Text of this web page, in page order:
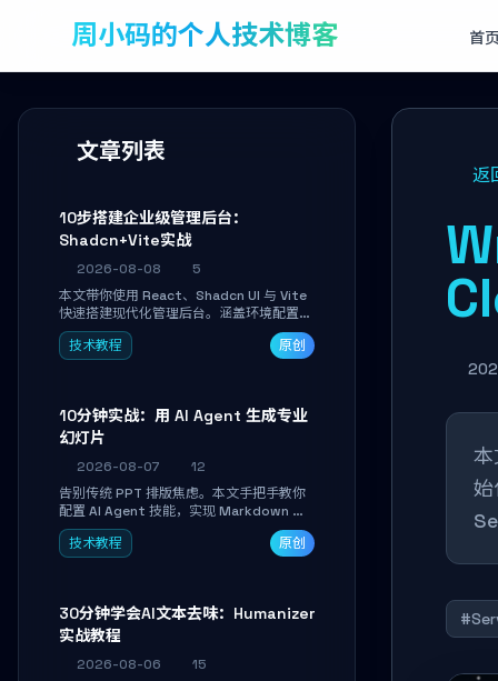
周小码的个人技术博客 首
文章列表
10步搭建企业级管理后台：
Shadcn+Vite实战
2026-08-08
5
本文带你使用 React、Shadcn UI 与 Vite
快速搭建现代化管理后台。涵盖环境配置、
核心架构解析、用户管理模块实战及常见踩
坑指南。学完即可独立完成仪表盘搭建、组
技术教程 原创
10分钟实战：用 AI Agent 生成专业
幻灯片
2026-08-07
12
告别传统 PPT 排版焦虑。本文手把手教你
配置 AI Agent 技能，实现 Markdown 内
容自动转为带高级排版、AI 配图与 WebGL
运行时的 HTML 幻灯片。只需专注内容，
技术教程 原创
30分钟学会AI文本去味：Humanizer
实战教程
2026-08-06
15
返